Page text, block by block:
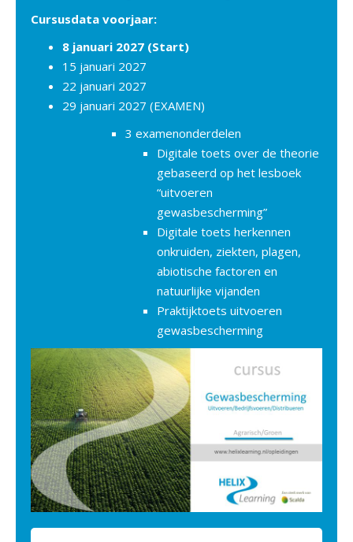
Cursusdata voorjaar:
8 januari 2027 (Start)
15 januari 2027
22 januari 2027
29 januari 2027 (EXAMEN)
3 examenonderdelen
Digitale toets over de theorie
gebaseerd op het lesboek
“uitvoeren
gewasbescherming”
Digitale toets herkennen
onkruiden, ziekten, plagen,
abiotische factoren en
natuurlijke vijanden
Praktijktoets uitvoeren
gewasbescherming